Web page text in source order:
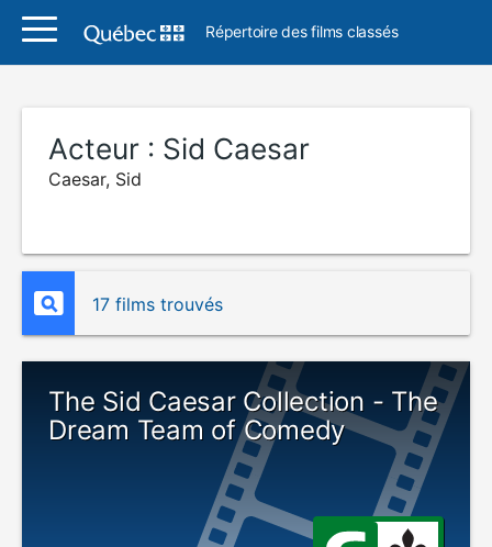
Répertoire des films classés
Acteur : Sid Caesar
Caesar, Sid
17 films trouvés
The Sid Caesar Collection - The
Dream Team of Comedy